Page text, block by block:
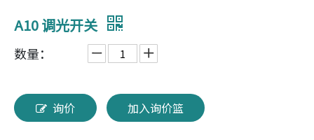
A10 调光开关
数量：
询价 加入询价篮